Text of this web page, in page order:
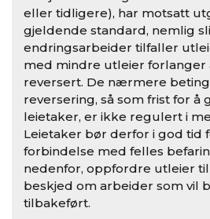
eller tidligere), har motsatt
gjeldende standard, nemlig
endringsarbeider tilfaller
med mindre utleier forlanger
reversert. De nærmere
reversering, så som frist for å
leietaker, er ikke regulert i
Leietaker bør derfor i god tid
forbindelse med felles
nedenfor, oppfordre utleier
beskjed om arbeider som vil
tilbakeført.